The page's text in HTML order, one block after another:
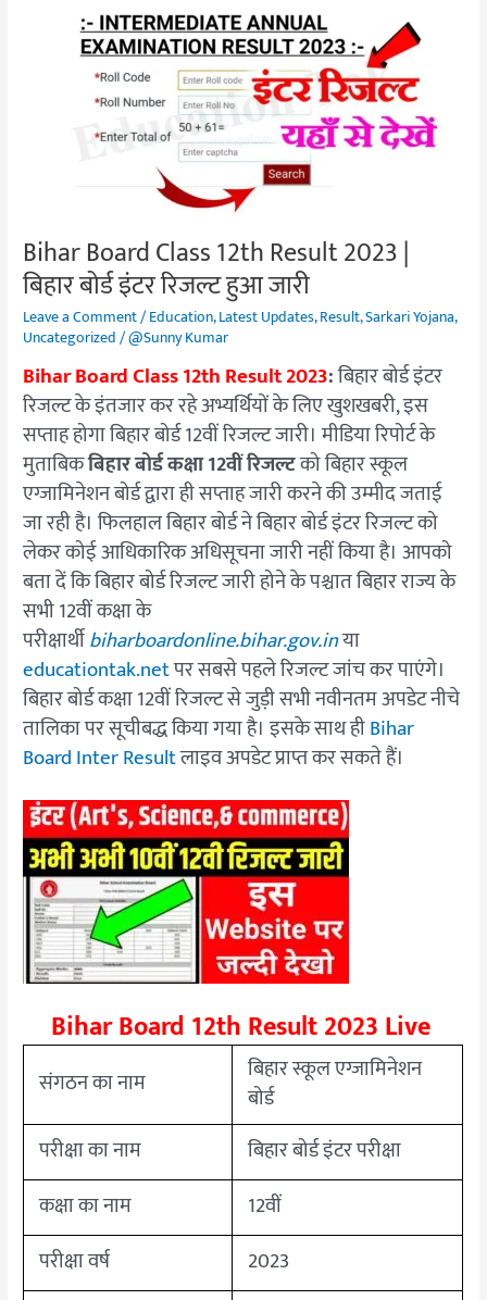
Bihar Board Class 12th Result 2023 |
बिहार बोर्ड इंटर रिजल्ट हुआ जारी
Leave a Comment/Education,Latest Updates,Result,Sarkari Yojana,
Uncategorized/@Sunny Kumar
Bihar Board Class 12th Result 2023:बिहार बोर्ड इंटर
रिजल्ट के इंतजार कर रहे अभ्यर्थियों के लिए खुशखबरी, इस
सप्ताह होगा बिहार बोर्ड 12वीं रिजल्ट जारी। मीडिया रिपोर्ट के
मुताबिकबिहार बोर्ड कक्षा 12वीं रिजल्टको बिहार स्कूल
एग्जामिनेशन बोर्ड द्वारा ही सप्ताह जारी करने की उम्मीद जताई
जा रही है। फिलहाल बिहार बोर्ड ने बिहार बोर्ड इंटर रिजल्ट को
लेकर कोई आधिकारिक अधिसूचना जारी नहीं किया है। आपको
बता दें कि बिहार बोर्ड रिजल्ट जारी होने के पश्चात बिहार राज्य के
सभी 12वीं कक्षा के
परीक्षार्थीbiharboardonline.bihar.gov.inया
educationtak.netपर सबसे पहले रिजल्ट जांच कर पाएंगे।
बिहार बोर्ड कक्षा 12वीं रिजल्ट से जुड़ी सभी नवीनतम अपडेट नीचे
तालिका पर सूचीबद्ध किया गया है। इसके साथ हीBihar
Board Inter Resultलाइव अपडेट प्राप्त कर सकते हैं।
Bihar Board 12th Result 2023 Live
संगठन का नाम
बिहार स्कूल एग्जामिनेशन
बोर्ड
परीक्षा का नाम
बिहार बोर्ड इंटर परीक्षा
कक्षा का नाम
12वीं
परीक्षा वर्ष
2023
जारी